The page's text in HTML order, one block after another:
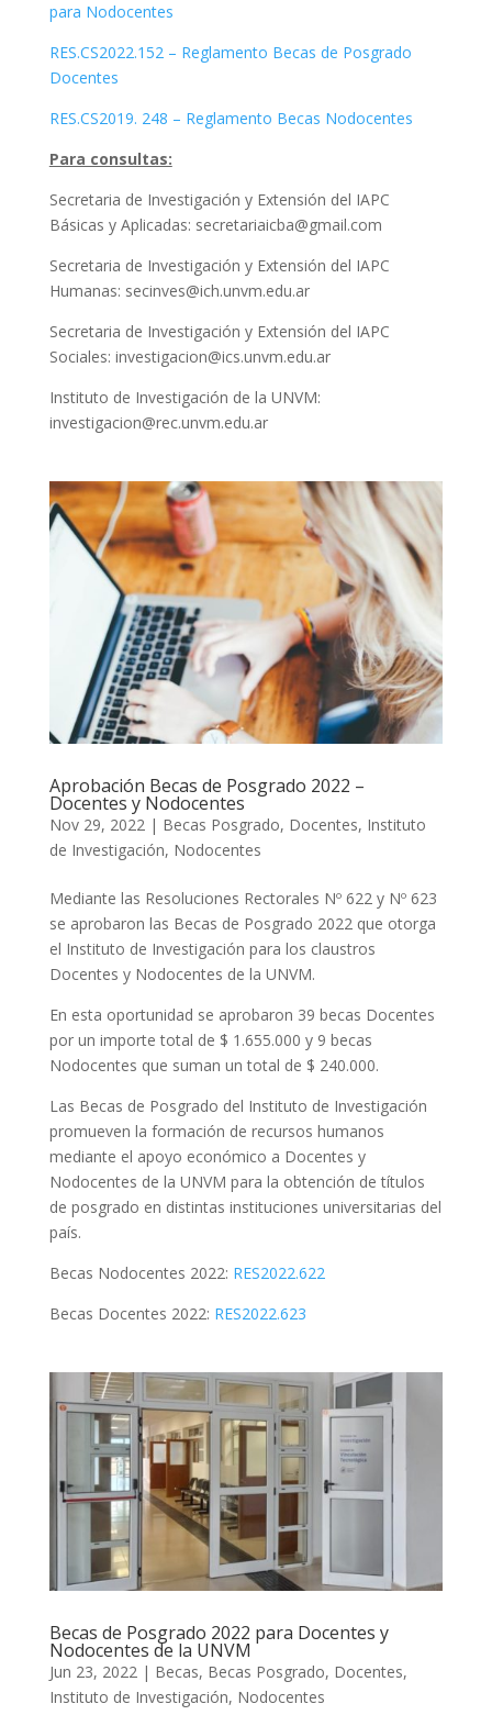
para Nodocentes
RES.CS2022.152 – Reglamento Becas de Posgrado
Docentes
RES.CS2019. 248 – Reglamento Becas Nodocentes
Para consultas:
Secretaria de Investigación y Extensión del IAPC
Básicas y Aplicadas: secretariaicba@gmail.com
Secretaria de Investigación y Extensión del IAPC
Humanas: secinves@ich.unvm.edu.ar
Secretaria de Investigación y Extensión del IAPC
Sociales: investigacion@ics.unvm.edu.ar
Instituto de Investigación de la UNVM:
investigacion@rec.unvm.edu.ar
Aprobación Becas de Posgrado 2022 –
Docentes y Nodocentes
Nov 29, 2022| Becas Posgrado, Docentes, Instituto
de Investigación, Nodocentes
Mediante las Resoluciones Rectorales Nº 622 y Nº 623
se aprobaron las Becas de Posgrado 2022 que otorga
el Instituto de Investigación para los claustros
Docentes y Nodocentes de la UNVM.
En esta oportunidad se aprobaron 39 becas Docentes
por un importe total de $ 1.655.000 y 9 becas
Nodocentes que suman un total de $ 240.000.
Las Becas de Posgrado del Instituto de Investigación
promueven la formación de recursos humanos
mediante el apoyo económico a Docentes y
Nodocentes de la UNVM para la obtención de títulos
de posgrado en distintas instituciones universitarias del
país.
Becas Nodocentes 2022: RES2022.622
Becas Docentes 2022: RES2022.623
Becas de Posgrado 2022 para Docentes y
Nodocentes de la UNVM
Jun 23, 2022 | Becas, Becas Posgrado, Docentes,
Instituto de Investigación, Nodocentes